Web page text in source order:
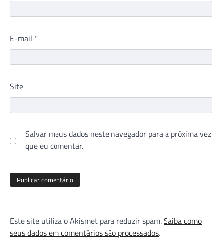
E-mail *
Site
Salvar meus dados neste navegador para a próxima vez
que eu comentar.
Este site utiliza o Akismet para reduzir spam.Saiba como
seus dados em comentários são processados.